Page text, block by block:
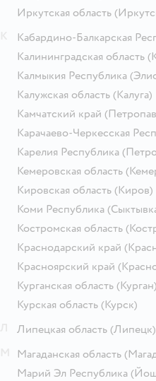
Иркутская область
Кабардино-Балкарская
Калининградская область
Калмыкия Республика
Калужская область (Калуга)
Камчатский край
Карачаево-Черкесская
Карелия Республика
Кемеровская область
Кировская область (Киров)
Коми Республика
Костромская область
Краснодарский край
Красноярский край
Курганская область (Курган)
Курская область (Курск)
Липецкая область (Липецк)
Магаданская область
Марий Эл Республика